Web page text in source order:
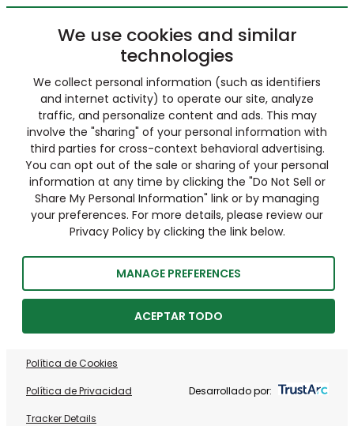
We use cookies and similar
technologies
We collect personal information (such as identifiers
and internet activity) to operate our site, analyze
traffic, and personalize content and ads. This may
involve the "sharing" of your personal information with
third parties for cross-context behavioral advertising.
You can opt out of the sale or sharing of your personal
information at any time by clicking the "Do Not Sell or
Share My Personal Information" link or by managing
your preferences. For more details, please review our
Privacy Policy by clicking the link below.
MANAGE PREFERENCES
ACEPTAR TODO
Política de Cookies
Política de Privacidad
Tracker Details
Desarrollado por: